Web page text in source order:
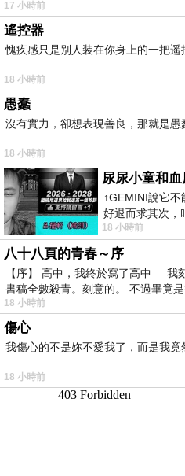
17 小時前
遙控器
愧疚感只是别人装在你身上的一把遥
18 小時前
愚蠢
沒有實力，卻想表現善良，那就是愚
18 小時前
尿尿小童和
↑GEMINI說它
好退而求其次，
年人臉孔」的畫
18 小時前
八十八頁的青春～序
【序】 高中，我終於寫了高中 我
書稿全數殺青。刻意的。 不過畢竟
18 小時前
傷心
我傷心的不是妳不愛我了，而是我竟
18 小時前